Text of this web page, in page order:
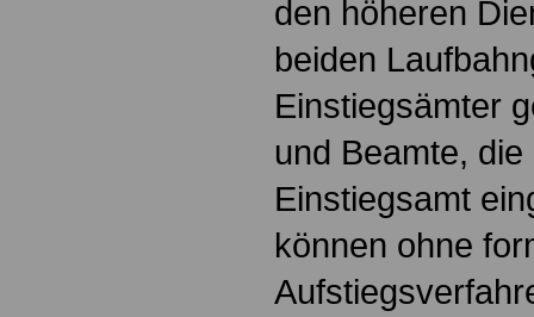
den höheren
beiden
Einstiegsämter
und Beamte,
Einstiegsamt
können ohne